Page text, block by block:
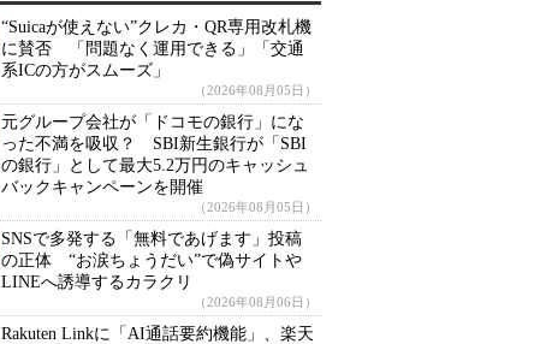
“Suicaが使えない”クレカ・QR専用改札機
に賛否 「問題なく運用できる」「交通
系ICの方がスムーズ」
（2026年08月05日）
元グループ会社が「ドコモの銀行」にな
った不満を吸収？ SBI新生銀行が「SBI
の銀行」として最大5.2万円のキャッシュ
バックキャンペーンを開催
（2026年08月05日）
SNSで多発する「無料であげます」投稿
の正体 “お涙ちょうだい”で偽サイトや
LINEへ誘導するカラクリ
（2026年08月06日）
Rakuten Linkに「AI通話要約機能」、楽天